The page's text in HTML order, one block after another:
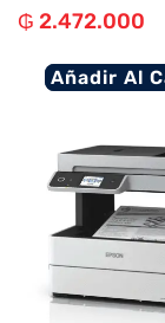
₲ 2.472.000
Añadir Al